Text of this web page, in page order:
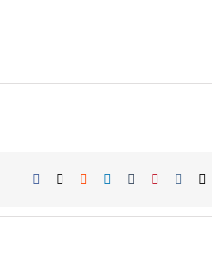
Facebook Reddit LinkedIn
TumblrPinterest